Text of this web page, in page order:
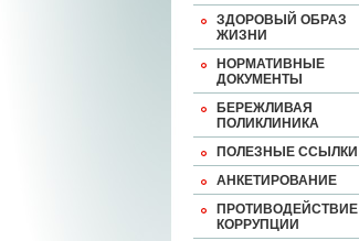
ЗДОРОВЫЙ ОБРАЗ
ЖИЗНИ
НОРМАТИВНЫЕ
ДОКУМЕНТЫ
БЕРЕЖЛИВАЯ
ПОЛИКЛИНИКА
ПОЛЕЗНЫЕ ССЫЛКИ
АНКЕТИРОВАНИЕ
ПРОТИВОДЕЙСТВИЕ
КОРРУПЦИИ